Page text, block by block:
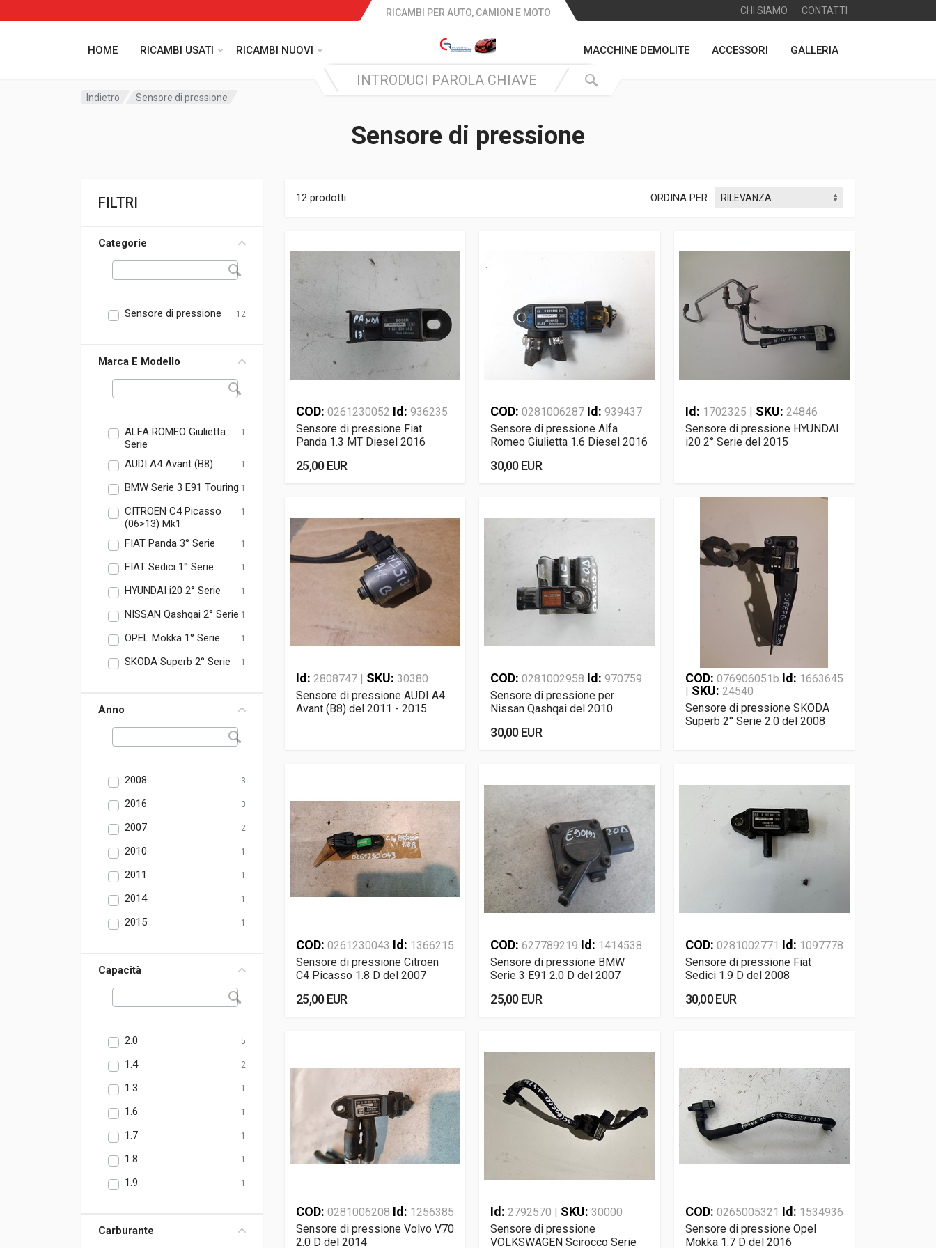
CHI SIAMO CONTATTI
HOME RICAMBI USATI RICAMBI NUOVI
RICAMBI PER AUTO, CAMION E MOTO
MACCHINE DEMOLITE ACCESSORI GALLERIA
Indietro Sensore di pressione
Sensore di pressione
FILTRI
Categorie
Sensore di pressione 12
Marca E Modello
ALFA ROMEO Giulietta
Serie
1
AUDI A4 Avant (B8) 1
BMW Serie 3 E91 Touring 1
CITROEN C4 Picasso
(06>13) Mk1
1
FIAT Panda 3° Serie 1
FIAT Sedici 1° Serie 1
HYUNDAI i20 2° Serie 1
NISSAN Qashqai 2° Serie 1
OPEL Mokka 1° Serie 1
SKODA Superb 2° Serie 1
Anno
2008 3
2016 3
2007 2
2010 1
2011 1
2014 1
2015 1
Capacità
2.0 5
1.4 2
1.3 1
1.6 1
1.7 1
1.8 1
1.9 1
Carburante
12 prodotti ORDINA PER
COD: 0261230052 Id: 936235
Sensore di pressione Fiat
Panda 1.3 MT Diesel 2016
25,00 EUR
COD:0281006287 Id:939437
Sensore di pressione Alfa
Romeo Giulietta 1.6 Diesel 2016
30,00 EUR
Id: 1702325 | SKU: 24846
Sensore di pressione HYUNDAI
i20 2° Serie del 2015
Id: 2808747 | SKU: 30380
Sensore di pressione AUDI A4
Avant (B8) del 2011 - 2015
COD:0281002958 Id:970759
Sensore di pressione per
Nissan Qashqai del 2010
30,00 EUR
COD: 076906051b Id: 1663645
| SKU: 24540
Sensore di pressione SKODA
Superb 2° Serie 2.0 del 2008
COD: 0261230043 Id: 1366215
Sensore di pressione Citroen
C4 Picasso 1.8 D del 2007
25,00 EUR
COD:627789219 Id: 1414538
Sensore di pressione BMW
Serie 3 E91 2.0 D del 2007
25,00 EUR
COD: 0281002771 Id: 1097778
Sensore di pressione Fiat
Sedici 1.9 D del 2008
30,00 EUR
COD: 0281006208 Id: 1256385
Sensore di pressione Volvo V70
2.0 D del 2014
Id: 2792570 | SKU:30000
Sensore di pressione
VOLKSWAGEN Scirocco Serie
COD: 0265005321 Id: 1534936
Sensore di pressione Opel
Mokka 1.7 D del 2016